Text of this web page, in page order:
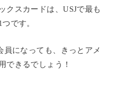
クスカードは、USJで最も
です。
員になっても、きっとアメ
できるでしょう！